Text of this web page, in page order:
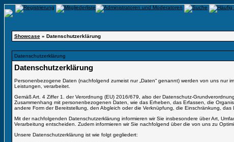
Showcase» Datenschutzerklärung
Datenschutzerklärung
Datenschutzerklärung
Personenbezogene Daten (nachfolgend zumeist nur „Daten“ genannt) werden von uns
Leistungen, verarbeitet.
Gemäß Art. 4 Ziffer 1. der Verordnung (EU) 2016/679, also der Datenschutz-
Zusammenhang mit personenbezogenen Daten, wie das Erheben, das Erfassen, die
andere Form der Bereitstellung, den Abgleich oder die Verknüpfung, die Einschränkung, das
Mit der nachfolgenden Datenschutzerklärung informieren wir Sie insbesondere über Art,
Verarbeitung entscheiden. Zudem informieren wir Sie nachfolgend über die von uns zu
Unsere Datenschutzerklärung ist wie folgt gegliedert: